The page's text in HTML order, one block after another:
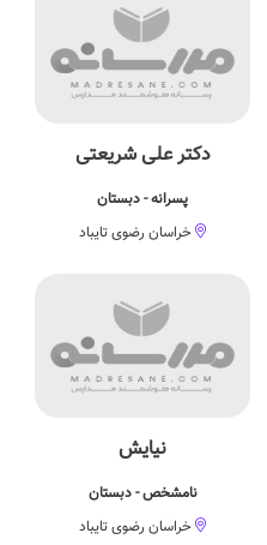
دکتر علی شریعتی
پسرانه - دبستان
خراسان رضوی تایباد
نیایش
نامشخص - دبستان
خراسان رضوی تایباد